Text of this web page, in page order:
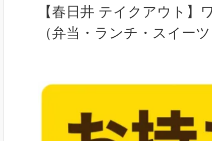
【春日井 テイクアウト
（弁当・ランチ・スイーツ